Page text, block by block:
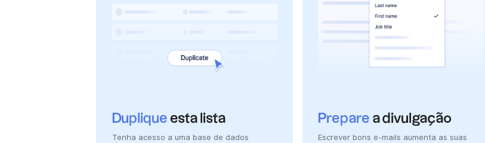
Duplique esta lista
Tenha acesso a uma base de dados
Prepare a divulgação
Escrever bons e-mails aumenta as suas